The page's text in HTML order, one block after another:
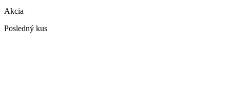
Akcia
Posledný kus